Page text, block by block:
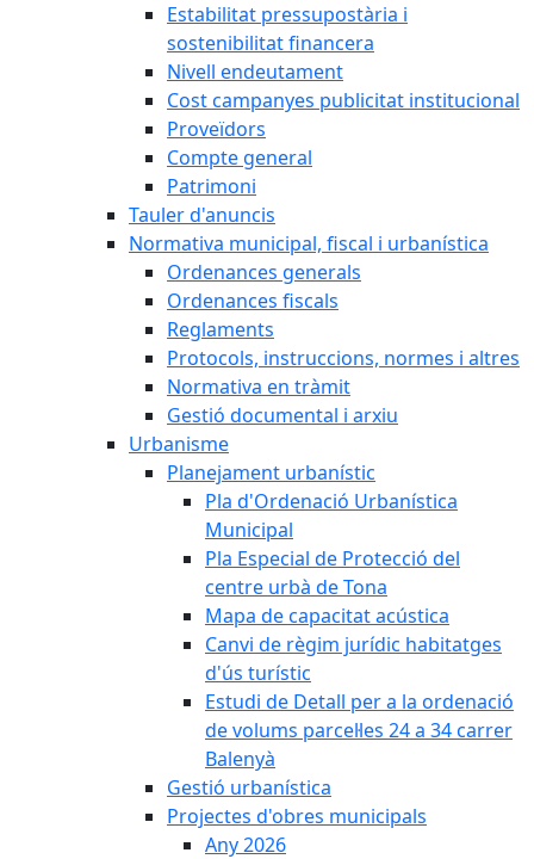
Estabilitat pressupostària i
sostenibilitat financera
Nivell endeutament
Cost campanyes publicitat institucional
Proveïdors
Compte general
Patrimoni
Tauler d'anuncis
Normativa municipal, fiscal i urbanística
Ordenances generals
Ordenances fiscals
Reglaments
Protocols, instruccions, normes i altres
Normativa en tràmit
Gestió documental i arxiu
Urbanisme
Planejament urbanístic
Pla d'Ordenació Urbanística
Municipal
Pla Especial de Protecció del
centre urbà de Tona
Mapa de capacitat acústica
Canvi de règim jurídic habitatges
d'ús turístic
Estudi de Detall per a la ordenació
de volums parcel·les 24 a 34 carrer
Balenyà
Gestió urbanística
Projectes d'obres municipals
Any 2026